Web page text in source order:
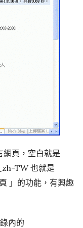
網頁，空白就是
TW 也就是
」的功能，有興趣
內的